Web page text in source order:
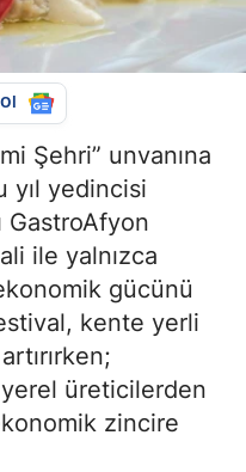
Şehri” unvanına
yıl yedincisi
GastroAfyon
ile yalnızca
gücünü
kente yerli
üreticilerden
zincire